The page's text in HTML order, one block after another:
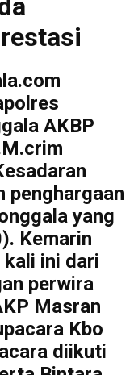
AKBP
penghargaan
yang
Kemarin
kali ini dari
perwira
Masran
Kbo
diikuti